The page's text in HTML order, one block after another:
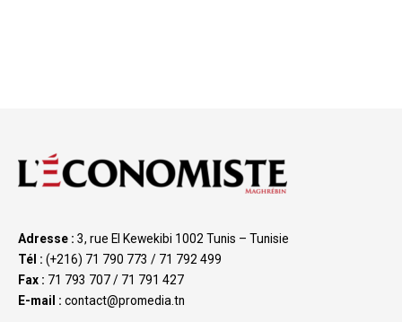
Adresse : 3, rue El Kewekibi 1002 Tunis – Tunisie
Tél : (+216) 71 790 773 / 71 792 499
Fax : 71 793 707 / 71 791 427
E-mail : contact@promedia.tn